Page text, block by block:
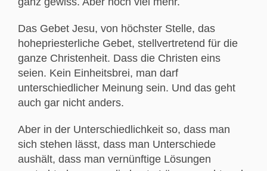
Das Gebet Jesu, von höchster Stelle, das
hohepriesterliche Gebet, stellvertretend für die
ganze Christenheit. Dass die Christen eins
seien. Kein Einheitsbrei, man darf
unterschiedlicher Meinung sein. Und das geht
auch gar nicht anders.
Aber in der Unterschiedlichkeit so, dass man
sich stehen lässt, dass man Unterschiede
aushält, dass man vernünftige Lösungen